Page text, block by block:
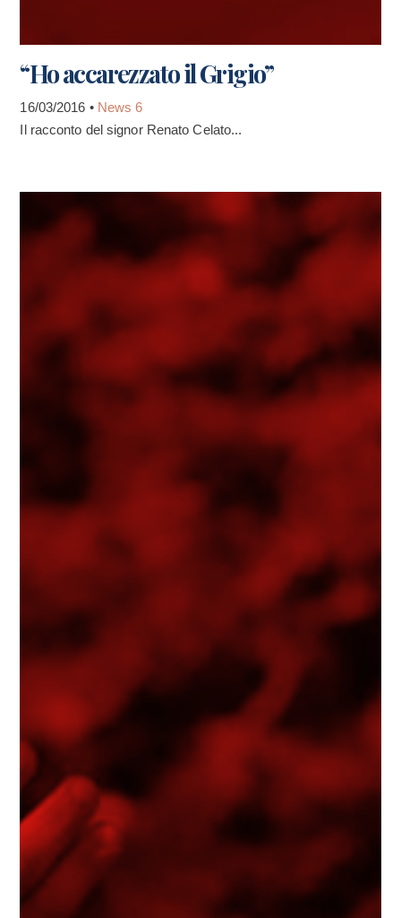
“Ho accarezzato il Grigio”
16/03/2016 • News 6
Il racconto del signor Renato Celato...